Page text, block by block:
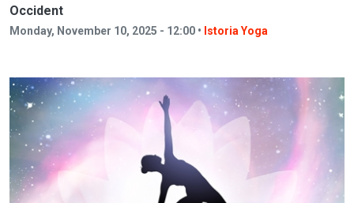
Occident
Monday, November 10, 2025 - 12:00 • Istoria Yoga